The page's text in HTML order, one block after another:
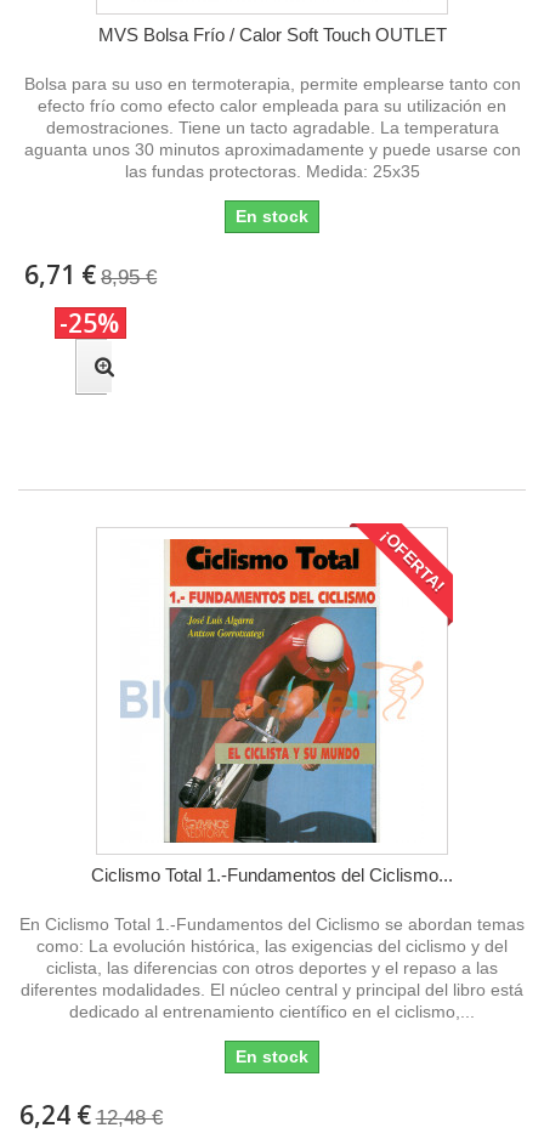
MVS Bolsa Frío / Calor Soft Touch OUTLET
Bolsa para su uso en termoterapia, permite emplearse tanto con
efecto frío como efecto calor empleada para su utilización en
demostraciones. Tiene un tacto agradable. La temperatura
aguanta unos 30 minutos aproximadamente y puede usarse con
las fundas protectoras. Medida: 25x35
En stock
6,71 € 8,95 €
-25%
¡OFERTA!
Ciclismo Total 1.-Fundamentos del Ciclismo...
En Ciclismo Total 1.-Fundamentos del Ciclismo se abordan temas
como: La evolución histórica, las exigencias del ciclismo y del
ciclista, las diferencias con otros deportes y el repaso a las
diferentes modalidades. El núcleo central y principal del libro está
dedicado al entrenamiento científico en el ciclismo,...
En stock
6,24 € 12,48 €